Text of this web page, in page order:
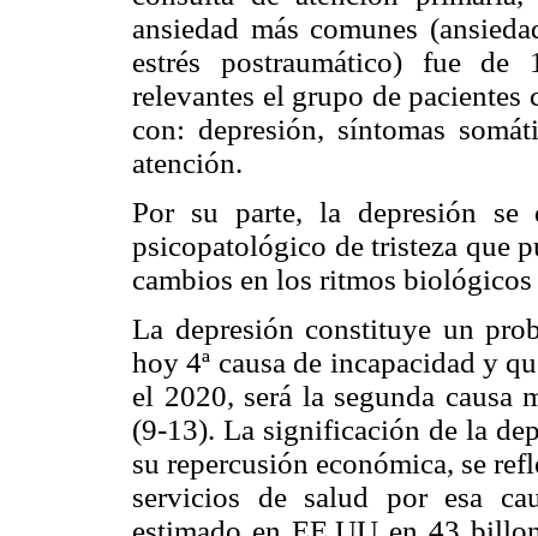
ansiedad más comunes
estrés postraumático) fue de
relevantes el grupo de
con: depresión, síntomas
atención.
Por su parte, la depresión
psicopatológico de tristeza que
cambios en los ritmos
La depresión constituye un
hoy 4ª causa de incapacidad y
el 2020, será la segunda causa
(9-13). La significación de la
su repercusión económica, se
servicios de salud por esa